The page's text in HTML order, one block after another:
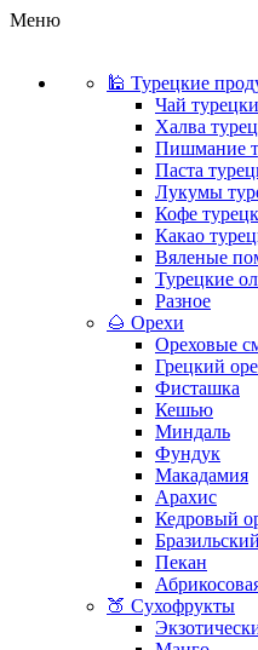
Меню
🕌 Турецкие
Чай
Халва
Пишмание
Паста
Лукумы
Кофе
Какао
Вяленые
Турецкие
Разное
🌰 Орехи
Ореховые
Грецкий
Фисташка
Кешью
Миндаль
Фундук
Макадамия
Арахис
Кедровый
Пекан
🍑 Сухофрукты